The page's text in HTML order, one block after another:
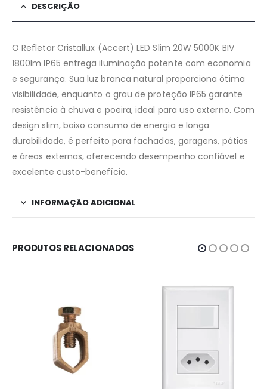
DESCRIÇÃO
O Refletor Cristallux (Accert) LED Slim 20W 5000K BIV
1800lm IP65 entrega iluminação potente com economia
e segurança. Sua luz branca natural proporciona ótima
visibilidade, enquanto o grau de proteção IP65 garante
resistência à chuva e poeira, ideal para uso externo. Com
design slim, baixo consumo de energia e longa
durabilidade, é perfeito para fachadas, garagens, pátios
e áreas externas, oferecendo desempenho confiável e
excelente custo-benefício.
INFORMAÇÃO ADICIONAL
PRODUTOS RELACIONADOS